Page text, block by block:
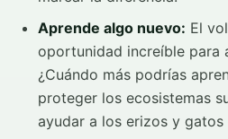
Aprende algo nuevo: El
oportunidad increíble para
¿Cuándo más podrías
proteger los ecosistemas
ayudar a los erizos y